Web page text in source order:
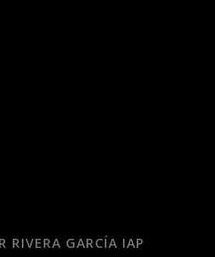
RIVERA GARCÍA IAP